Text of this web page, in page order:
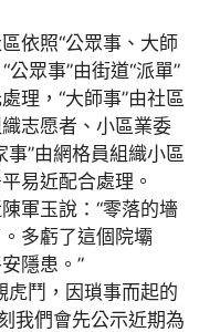
照“公眾事、大師
公眾事”由街道“派單”
理，“大師事”由社區
志愿者、小區業委
事”由網格員組織小區
易近配合處理。
軍玉說：“零落的墻
多虧了這個院壩
隱患。”
鬥，因瑣事而起的
我們會先公示近期為